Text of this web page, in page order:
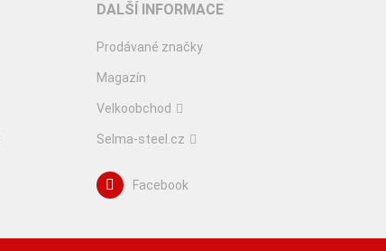
DALŠÍ INFORMACE
Prodávané značky
Magazín
Velkoobchod
Selma-steel.cz
Facebook